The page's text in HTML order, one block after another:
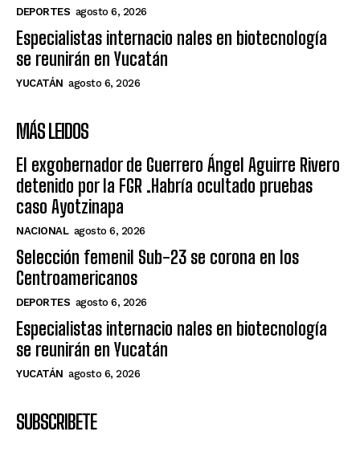
DEPORTES agosto 6, 2026
Especialistas internacio nales en biotecnología
se reunirán en Yucatán
YUCATÁN agosto 6, 2026
MÁS LEIDOS
El exgobernador de Guerrero Ángel Aguirre Rivero
detenido por la FGR .Habría ocultado pruebas
caso Ayotzinapa
NACIONAL agosto 6, 2026
Selección femenil Sub-23 se corona en los
Centroamericanos
DEPORTES agosto 6, 2026
Especialistas internacio nales en biotecnología
se reunirán en Yucatán
YUCATÁN agosto 6, 2026
SUBSCRIBETE